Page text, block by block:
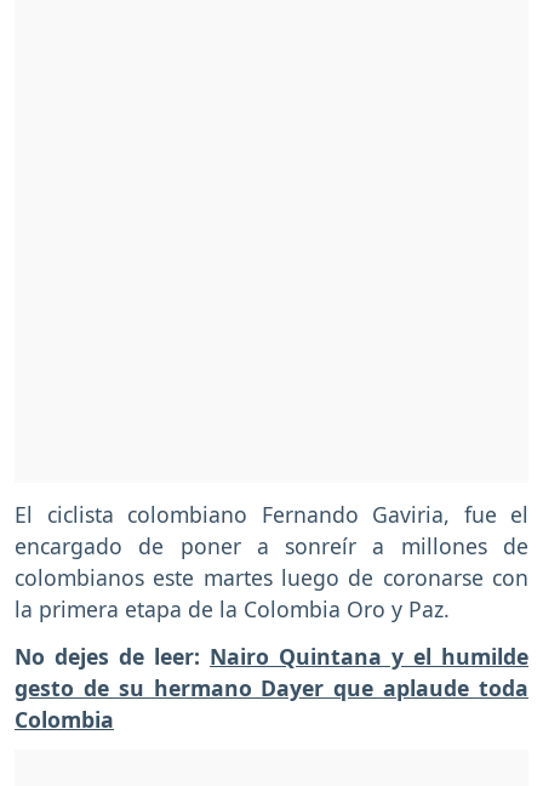
El ciclista colombiano Fernando Gaviria, fue el
encargado de poner a sonreír a millones de
colombianos este martes luego de coronarse con
la primera etapa de la Colombia Oro y Paz.
No dejes de leer: Nairo Quintana y el humilde
gesto de su hermano Dayer que aplaude toda
Colombia